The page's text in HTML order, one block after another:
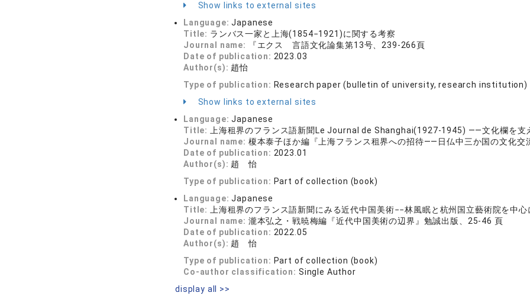
Show links to external sites
Language:Japanese
Title: ランバス一家と上海(1854−1921)に関する考察
Journal name:
『エクス 言語文化論集第13号、239-266頁
Date of publication: 2023.03
Author(s): 趙怡
Type of publication: Research paper (bulletin of university, research institution)
Show links to external sites
Language:Japanese
Title:
上海租界のフランス語新聞Le Journal de Shanghai(1927-1945) ――文化欄を支
Journal name: 榎本泰子ほか編『上海フランス租界への招待――日仏中三か国の文化交
Date of publication: 2023.01
Author(s): 趙 怡
Type of publication: Part of collection (book)
Language:Japanese
Title:
上海租界のフランス語新聞にみる近代中国美術−−林風眠と杭州国立藝術院を中心
Journal name: 瀧本弘之・戦暁梅編『近代中国美術の辺界』勉誠出版、25-46 頁
Date of publication: 2022.05
Author(s): 趙 怡
Type of publication: Part of collection (book)
Co-author classification: Single Author
display all >>